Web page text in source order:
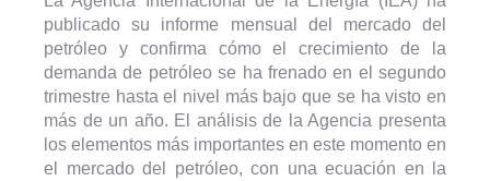
publicado su informe mensual del mercado del
petróleo y confirma cómo el crecimiento de la
demanda de petróleo se ha frenado en el segundo
trimestre hasta el nivel más bajo que se ha visto en
más de un año. El análisis de la Agencia presenta
los elementos más importantes en este momento en
el mercado del petróleo, con una ecuación en la